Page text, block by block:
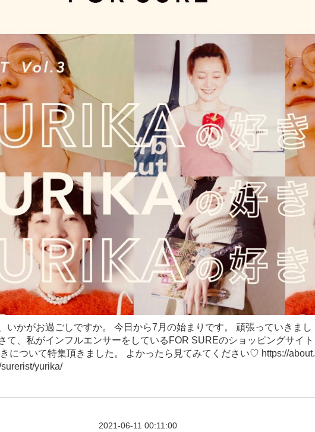
いかがお過ごしですか。 今日から7月の始まりです。 頑張っていきまし
て、私がインフルエンサーをしているFOR SUREのショッピングサイト
について特集頂きました。 よかったら見てみてください♡ https://about.
yurika/
2021-06-11 00:11:00